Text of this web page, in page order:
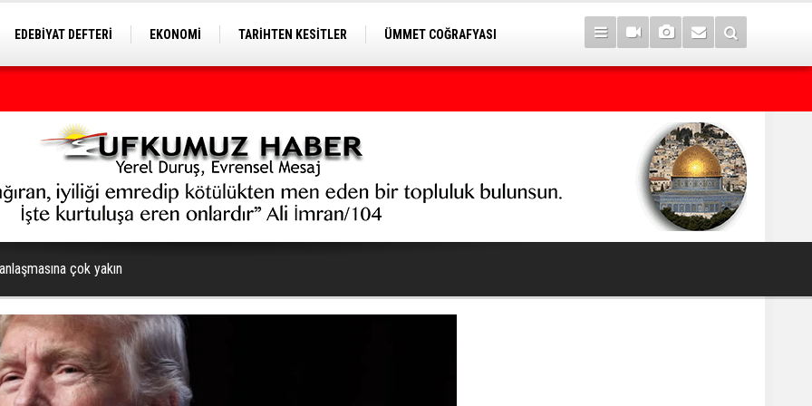
EDEBİYAT DEFTERİ EKONOMİ TARİHTEN KESİTLER
ÜMMET COĞRAFYASI
yeni bir döneme girecek
çok yakın